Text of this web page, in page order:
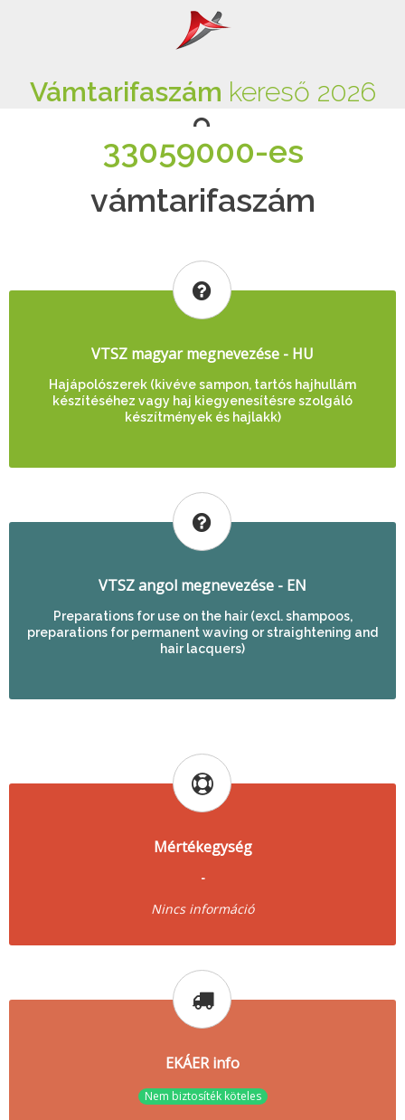
Vámtarifaszám kereső 2026
33059000-es
vámtarifaszám
VTSZ magyar megnevezése - HU
Hajápolószerek (kivéve sampon, tartós hajhullám
készítéséhez vagy haj kiegyenesítésre szolgáló
készítmények és hajlakk)
VTSZ angol megnevezése - EN
Preparations for use on the hair (excl. shampoos,
preparations for permanent waving or straightening and
hair lacquers)
Mértékegység
-
Nincs információ
EKÁER info
Nem biztosíték köteles